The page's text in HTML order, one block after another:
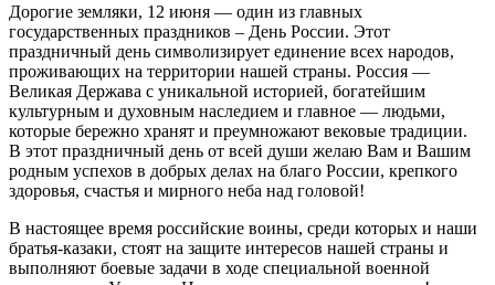
Дорогие земляки, 12 июня — один из главных
государственных праздников – День России. Этот
праздничный день символизирует единение всех народов,
проживающих на территории нашей страны. Россия —
Великая Держава с уникальной историей, богатейшим
культурным и духовным наследием и главное — людьми,
которые бережно хранят и преумножают вековые традиции.
В этот праздничный день от всей души желаю Вам и Вашим
родным успехов в добрых делах на благо России, крепкого
здоровья, счастья и мирного неба над головой!
В настоящее время российские воины, среди которых и наши
братья-казаки, стоят на защите интересов нашей страны и
выполняют боевые задачи в ходе специальной военной